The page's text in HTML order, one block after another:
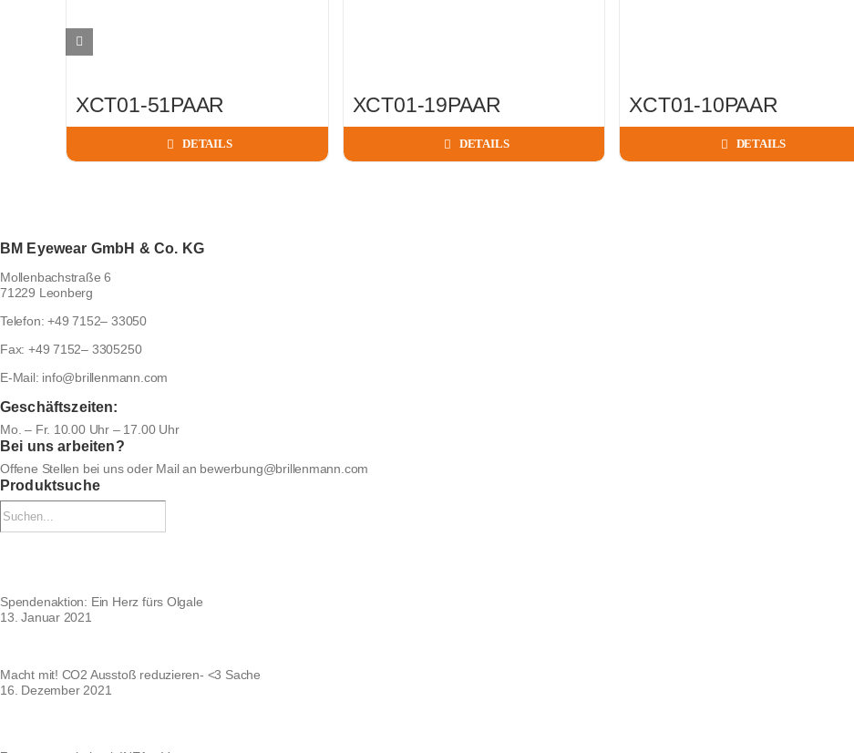
XCT01-51PAAR
DETAILS
XCT01-19PAAR
DETAILS
XCT01-10PAAR
DETAILS
BM Eyewear GmbH & Co. KG
Mollenbachstraße 6
71229 Leonberg
Telefon:+49 7152– 33050
Fax: +49 7152– 3305250
E-Mail: info@brillenmann.com
Geschäftszeiten:
Mo. – Fr. 10.00 Uhr – 17.00 Uhr
Bei uns arbeiten?
Offene Stellen bei unsoder Mail an bewerbung@brillenmann.com
Produktsuche
Spendenaktion: Ein Herz fürs Olgale
13. Januar 2021
Macht mit! CO2 Ausstoß reduzieren- <3 Sache
16. Dezember 2021